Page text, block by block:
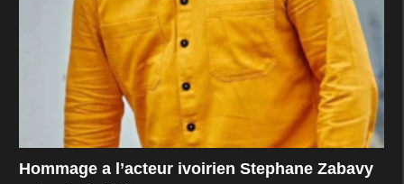
Hommage a l’acteur ivoirien Stephane Zabavy